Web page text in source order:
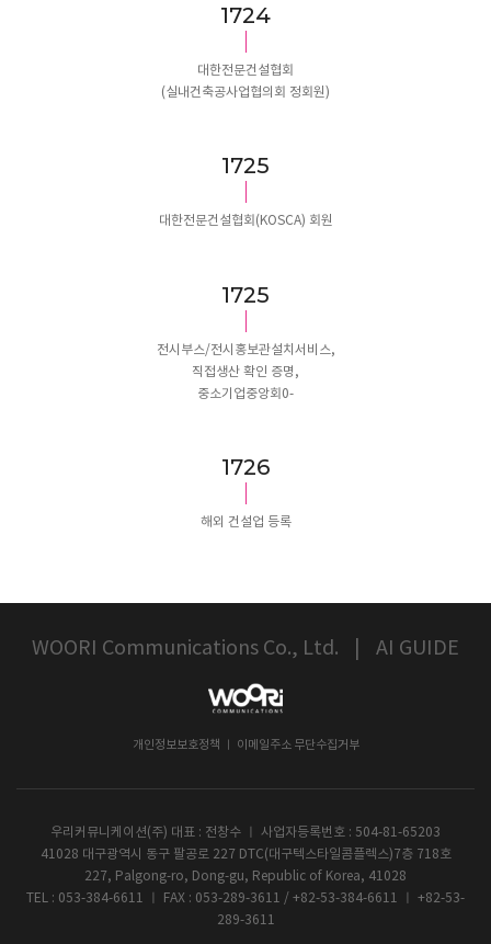
1819
대한전문건설협회
(실내건축공사업협의회 정회원)
1820
대한전문건설협회(KOSCA) 회원
1821
전시부스/전시홍보관설치서비스,
직접생산 확인 증명,
중소기업중앙회0-
1822
해외 건설업 등록
WOORI Communications Co., Ltd. AI GUIDE
개인정보보호정책 ㅣ 이메일주소 무단수집거부
우리커뮤니케이션(주) 대표 : 전창수 ㅣ 사업자등록번호 : 504-81-65203
41028 대구광역시 동구 팔공로 227 DTC(대구텍스타일콤플렉스)7층 718호
227, Palgong-ro, Dong-gu, Republic of Korea, 41028
TEL : 053-384-6611 ㅣ FAX : 053-289-3611 / +82-53-384-6611 ㅣ +82-53-
289-3611